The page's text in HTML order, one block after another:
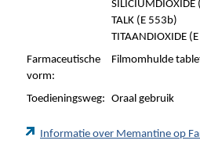
SILICIUMDIOXIDE
TALK (E 553b)
TITAANDIOXIDE
Farmaceutische
vorm:
Filmomhulde
Toedieningsweg: Oraal gebruik
Informatie over Memantine op